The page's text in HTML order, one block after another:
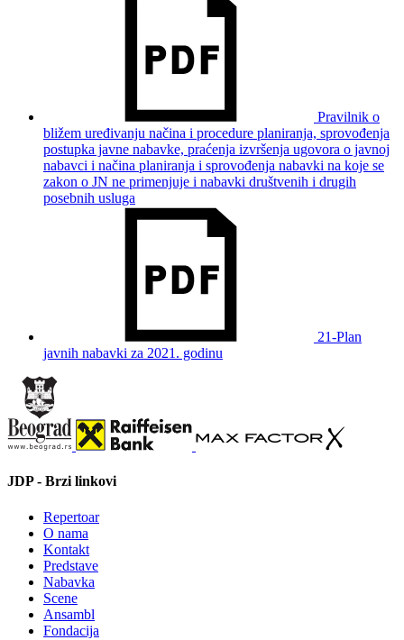
Pravilnik o
bližem uređivanju načina i procedure planiranja, sprovođenja
postupka javne nabavke, praćenja izvršenja ugovora o javnoj
nabavci i načina planiranja i sprovođenja nabavki na koje se
zakon o JN ne primenjuje i nabavki društvenih i drugih
posebnih usluga
21-Plan
javnih nabavki za 2021. godinu
JDP - Brzi linkovi
Repertoar
O nama
Kontakt
Predstave
Nabavka
Scene
Ansambl
Fondacija